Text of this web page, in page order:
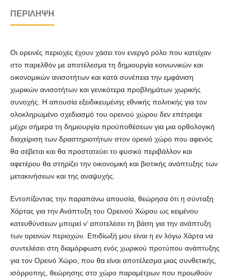
ΠΕΡΊΛΗΨΗ
Οι ορεινές περιοχές έχουν χάσει τον ενεργό ρόλο που κατείχαν
στο παρελθόν με αποτέλεσμα τη δημιουργία κοινωνικών και
οικονομικών ανισοτήτων και κατά συνέπεια την εμφάνιση
χωρικών ανισοτήτων και γενικότερα προβλημάτων χωρικής
συνοχής. Η απουσία εξειδικευμένης εθνικής πολιτικής για τον
ολοκληρωμένο σχεδιασμό του ορεινού χώρου δεν επέτρεψε
μέχρι σήμερα τη δημιουργία προϋποθέσεων για μια ορθολογική
διαχείριση των δραστηριοτήτων στον ορεινό χώρο που αφενός
θα σέβεται και θα προστατεύει το φυσικό περιβάλλον και
αφετέρου θα στηρίζει την οικονομική και βιοτικής ανάπτυξης των
μετακινήσεων και της αναψυχής.
Εντοπίζοντας την παραπάνω απουσία, θεώρησα ότι η σύνταξη
Χάρτας για την Ανάπτυξη του Ορεινού Χώρου ως κειμένου
κατευθύνσεων μπορεί ν’ αποτελέσει τη βάση για την ανάπτυξη
των ορεινών περιοχών. Επιδίωξή μου είναι η εν λόγω Χάρτα να
συντελέσει στη διαμόρφωση ενός χωρικού προτύπου ανάπτυξης
για τον Ορεινό Χώρο, που θα είναι αποτέλεσμα μιας συνθετικής,
ισόρροπης, θεώρησης στο χώρο παραμέτρων που προωθούν